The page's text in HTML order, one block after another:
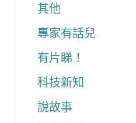
其他
專家有話兒
有片睇！
科技新知
說故事